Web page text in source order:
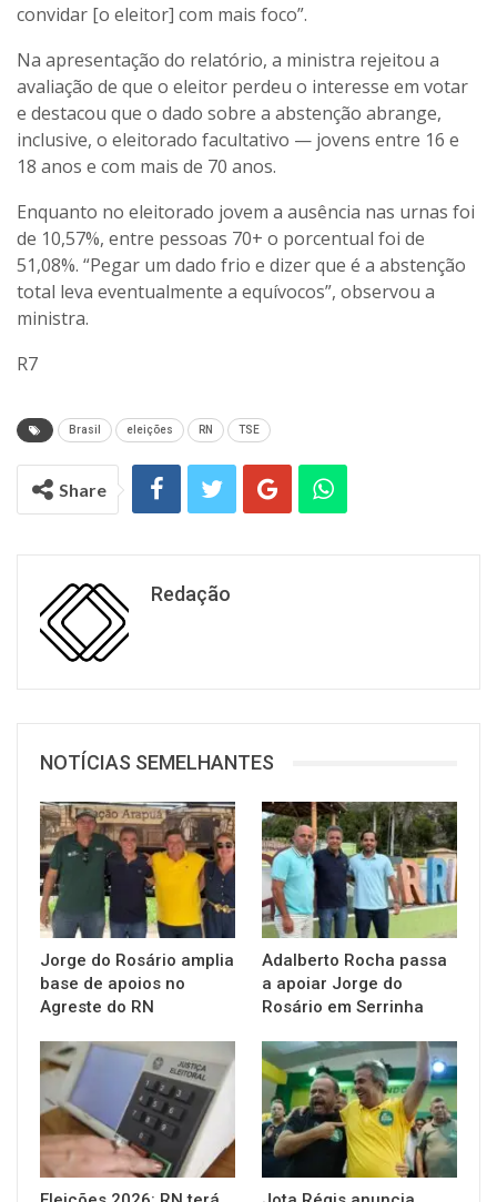
convidar [o eleitor] com mais foco”.
Na apresentação do relatório, a ministra rejeitou a
avaliação de que o eleitor perdeu o interesse em votar
e destacou que o dado sobre a abstenção abrange,
inclusive, o eleitorado facultativo — jovens entre 16 e
18 anos e com mais de 70 anos.
Enquanto no eleitorado jovem a ausência nas urnas foi
de 10,57%, entre pessoas 70+ o porcentual foi de
51,08%. “Pegar um dado frio e dizer que é a abstenção
total leva eventualmente a equívocos”, observou a
ministra.
R7
Brasil eleições RN TSE
Share
Redação
NOTÍCIAS SEMELHANTES
Jorge do Rosário amplia
base de apoios no
Agreste do RN
Adalberto Rocha passa
a apoiar Jorge do
Rosário em Serrinha